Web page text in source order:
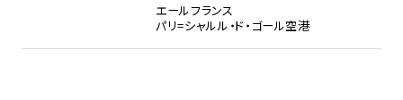
エールフランス
パリ=シャルル・ド・ゴール空港